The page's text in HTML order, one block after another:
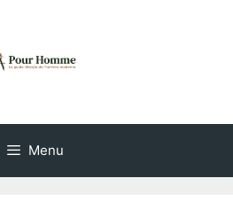
Menu